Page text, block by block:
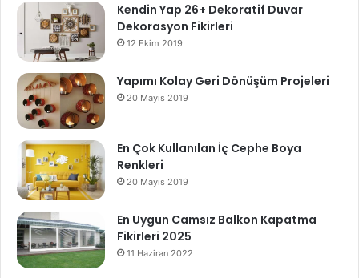
Kendin Yap 26+ Dekoratif Duvar
Dekorasyon Fikirleri
12 Ekim 2019
Yapımı Kolay Geri Dönüşüm Projeleri
20 Mayıs 2019
En Çok Kullanılan İç Cephe Boya
Renkleri
20 Mayıs 2019
En Uygun Camsız Balkon Kapatma
Fikirleri 2025
11 Haziran 2022